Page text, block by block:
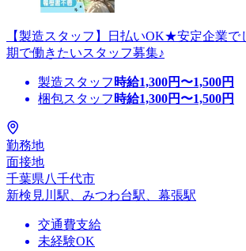
【製造スタッフ】日払いOK★安定企業で
期で働きたいスタッフ募集♪
製造スタッフ 時給1,300円〜1,500円
梱包スタッフ 時給1,300円〜1,500円
勤務地
面接地
千葉県八千代市
新検見川駅、みつわ台駅、幕張駅
交通費支給
未経験OK